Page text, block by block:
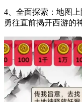
4、全面探索：地图
勇往直前揭开西游的